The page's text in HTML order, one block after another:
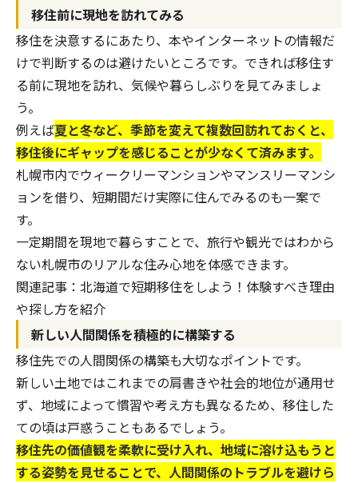
移住前に現地を訪れてみる
移住を決意するにあたり、本やインターネットの情報だ
けで判断するのは避けたいところです。できれば移住す
る前に現地を訪れ、気候や暮らしぶりを見てみましょ
う。
例えば夏と冬など、季節を変えて複数回訪れておくと、
移住後にギャップを感じることが少なくて済みます。
札幌市内でウィークリーマンションやマンスリーマンシ
ョンを借り、短期間だけ実際に住んでみるのも一案で
す。
一定期間を現地で暮らすことで、旅行や観光ではわから
ない札幌市のリアルな住み心地を体感できます。
関連記事： 北海道で短期移住をしよう！体験すべき理由
や探し方を紹介
新しい人間関係を積極的に構築する
移住先での人間関係の構築も大切なポイントです。
新しい土地ではこれまでの肩書きや社会的地位が通用せ
ず、地域によって慣習や考え方も異なるため、移住した
ての頃は戸惑うこともあるでしょう。
移住先の価値観を柔軟に受け入れ、地域に溶け込もうと
する姿勢を見せることで、人間関係のトラブルを避けら